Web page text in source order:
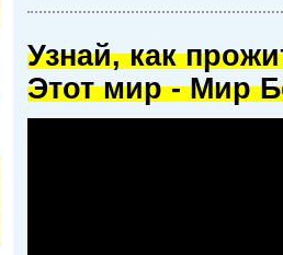
Узнай, как
Этот мир - Мир